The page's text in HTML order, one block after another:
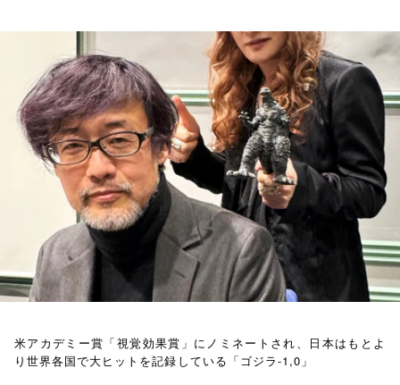
イベント・グッズ
YouTube
会社情報
米アカデミー賞「視覚効果賞」にノミネートされ、日本はもとよ
り世界各国で大ヒットを記録している「ゴジラ-1,0」